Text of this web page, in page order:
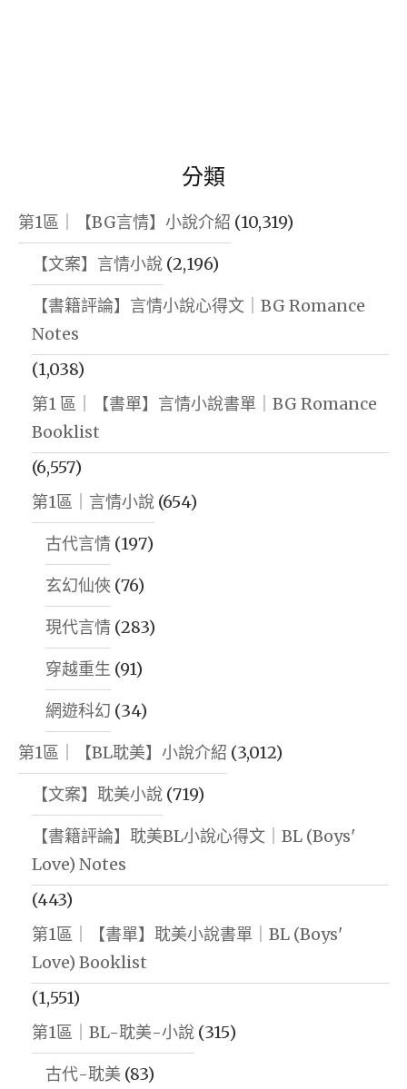
分類
第1區｜【BG言情】小說介紹 (10,319)
【文案】言情小說 (2,196)
【書籍評論】言情小說心得文｜BG Romance
Notes
(1,038)
第1 區｜【書單】言情小說書單｜BG Romance
Booklist
(6,557)
第1區｜言情小說 (654)
古代言情 (197)
玄幻仙俠 (76)
現代言情 (283)
穿越重生 (91)
網遊科幻 (34)
第1區｜【BL耽美】小說介紹 (3,012)
【文案】耽美小說 (719)
【書籍評論】耽美BL小說心得文｜BL (Boys'
Love) Notes
(443)
第1區｜【書單】耽美小說書單｜BL (Boys'
Love) Booklist
(1,551)
第1區｜BL-耽美-小說 (315)
古代-耽美 (83)